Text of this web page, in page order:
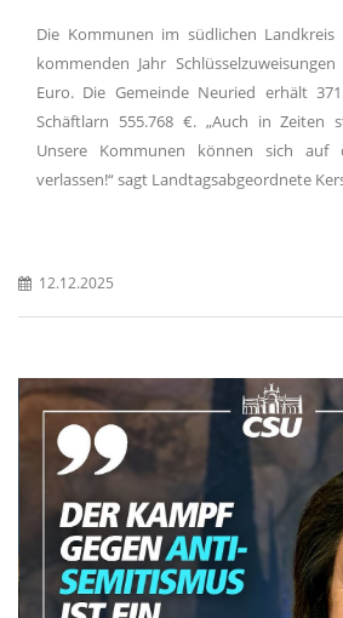
Die Kommunen im südlichen
kommenden Jahr
Euro. Die Gemeinde Neuried erhält
Schäftlarn 555.768 €. „Auch in Zeiten
Unsere Kommunen können sich auf
verlassen!“ sagt Landtagsabgeordnete
12.12.2025